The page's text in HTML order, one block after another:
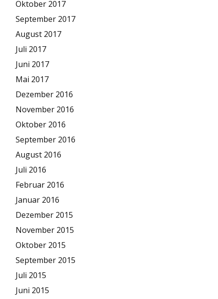
Oktober 2017
September 2017
August 2017
Juli 2017
Juni 2017
Mai 2017
Dezember 2016
November 2016
Oktober 2016
September 2016
August 2016
Juli 2016
Februar 2016
Januar 2016
Dezember 2015
November 2015
Oktober 2015
September 2015
Juli 2015
Juni 2015